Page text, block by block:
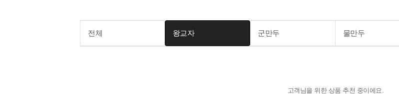
전체 왕교자 군만두 물만두
고객님을 위한 상품 추천 중이에요.